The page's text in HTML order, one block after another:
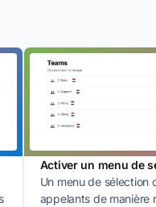
Activer un menu de
Un menu de sélection
appelants de manière